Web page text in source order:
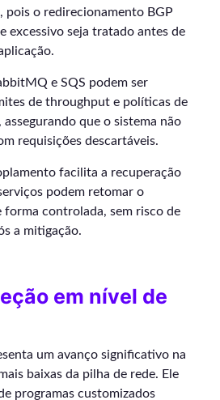
pois o redirecionamento BGP
excessivo seja tratado antes de
e SQS podem ser
de throughput e políticas de
que o sistema não
requisições descartáveis.
facilita a recuperação
podem retomar o
forma controlada, sem risco de
a mitigação.
em nível de
um avanço significativo na
baixas da pilha de rede. Ele
programas customizados